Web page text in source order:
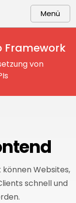
Menü
Framework
von
Websites,
schnell und